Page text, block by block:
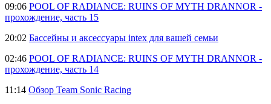
09:06 POOL OF RADIANCE: RUINS OF MYTH DRANNOR -
прохождение, часть 15
20:02 Бассейны и аксессуары intex для вашей семьи
02:46 POOL OF RADIANCE: RUINS OF MYTH DRANNOR -
прохождение, часть 14
11:14 Обзор Team Sonic Racing